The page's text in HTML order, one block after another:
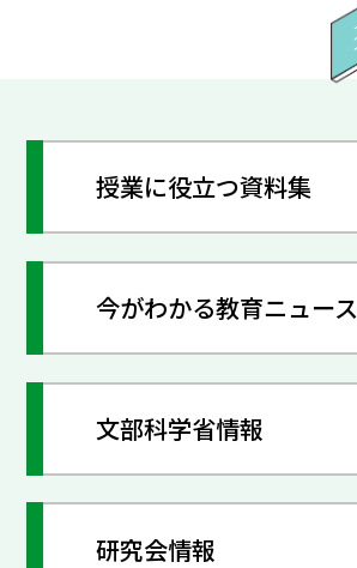
授業に役立つ資料集
今がわかる教育ニュース
文部科学省情報
研究会情報